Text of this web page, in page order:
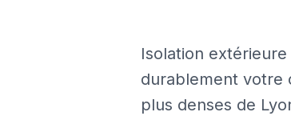
Isolation
durablement votre
plus denses de